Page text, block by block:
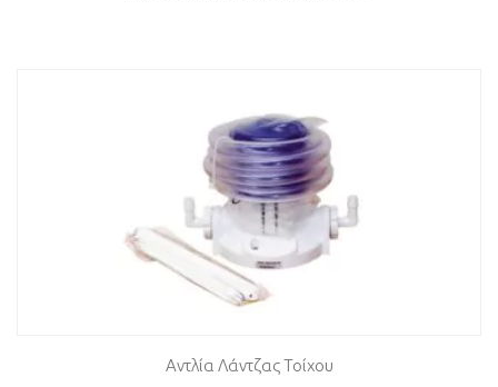
Αντλία Λάντζας Τοίχου